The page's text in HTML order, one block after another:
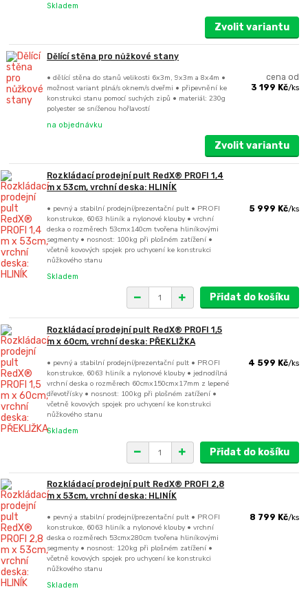
Skladem
Zvolit variantu
Dělící stěna pro nůžkové stany
• dělící stěna do stanů velikosti 6x3m, 9x3m a 8x4m •
možnost variant plná/s oknem/s dveřmi • připevnění ke
konstrukci stanu pomocí suchých zipů • materiál: 230g
polyester se sníženou hořlavostí
cena od
3 199 Kč/ks
na objednávku
Zvolit variantu
Rozkládací prodejní pult RedX® PROFI 1,4
m x 53cm, vrchní deska: HLINÍK
• pevný a stabilní prodejní/prezentační pult • PROFI
konstrukce, 6063 hliník a nylonové klouby • vrchní
deska o rozměrech 53cmx140cm tvořena hliníkovými
segmenty • nosnost: 100kg při plošném zatížení •
včetně kovových spojek pro uchycení ke konstrukci
nůžkového stanu
5 999 Kč/ks
Skladem
Přidat do košíku
Rozkládací prodejní pult RedX® PROFI 1,5
m x 60cm, vrchní deska: PŘEKLIŽKA
• pevný a stabilní prodejní/prezentační pult • PROFI
konstrukce, 6063 hliník a nylonové klouby • jednodílná
vrchní deska o rozměrech 60cmx150cmx17mm z lepené
dřevotřísky • nosnost: 100kg při plošném zatížení •
včetně kovových spojek pro uchycení ke konstrukci
nůžkového stanu
4 599 Kč/ks
Skladem
Přidat do košíku
Rozkládací prodejní pult RedX® PROFI 2,8
m x 53cm, vrchní deska: HLINÍK
• pevný a stabilní prodejní/prezentační pult • PROFI
konstrukce, 6063 hliník a nylonové klouby • vrchní
deska o rozměrech 53cmx280cm tvořena hliníkovými
segmenty • nosnost: 120kg při plošném zatížení •
včetně kovových spojek pro uchycení ke konstrukci
nůžkového stanu
8 799 Kč/ks
Skladem